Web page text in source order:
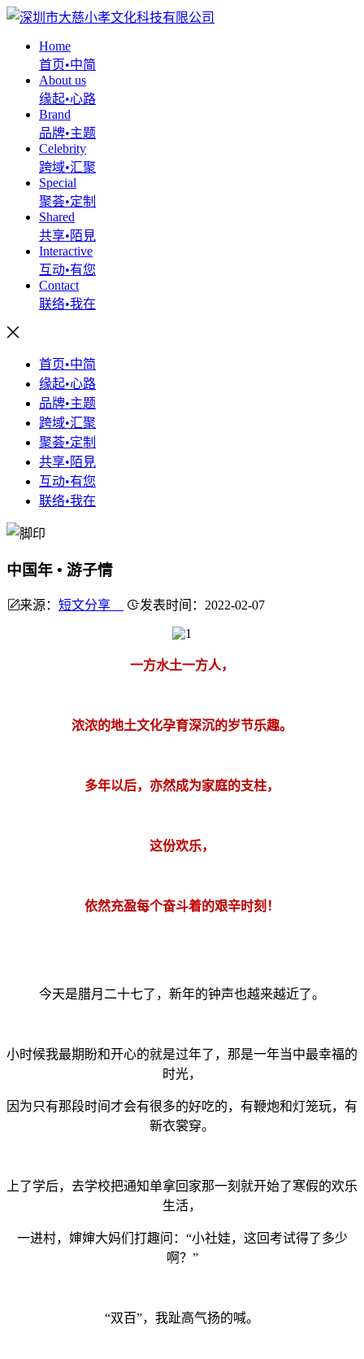
Home
首页•中简
About us
缘起•心路
Brand
品牌•主题
Celebrity
跨域•汇聚
Special
聚荟•定制
Shared
共享•陌見
Interactive
互动•有您
Contact
联络•我在
首页•中简
缘起•心路
品牌•主题
跨域•汇聚
聚荟•定制
共享•陌見
互动•有您
联络•我在
中国年 • 游子情
来源： 短文分享 发表时间：2022-02-07
一方水土一方人，
浓浓的地土文化孕育深沉的岁节乐趣。
多年以后，亦然成为家庭的支柱，
这份欢乐，
依然充盈每个奋斗着的艰辛时刻！
今天是腊月二十七了，新年的钟声也越来越近了。
小时候我最期盼和开心的就是过年了，那是一年当中最幸福的
时光，
因为只有那段时间才会有很多的好吃的，有鞭炮和灯笼玩，有
新衣裳穿。
上了学后，去学校把通知单拿回家那一刻就开始了寒假的欢乐
生活，
一进村，婶婶大妈们打趣问：“小社娃，这回考试得了多少
啊？”
“双百”，我趾高气扬的喊。